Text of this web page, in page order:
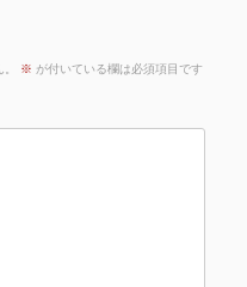
※ が付いている欄は必須項目です